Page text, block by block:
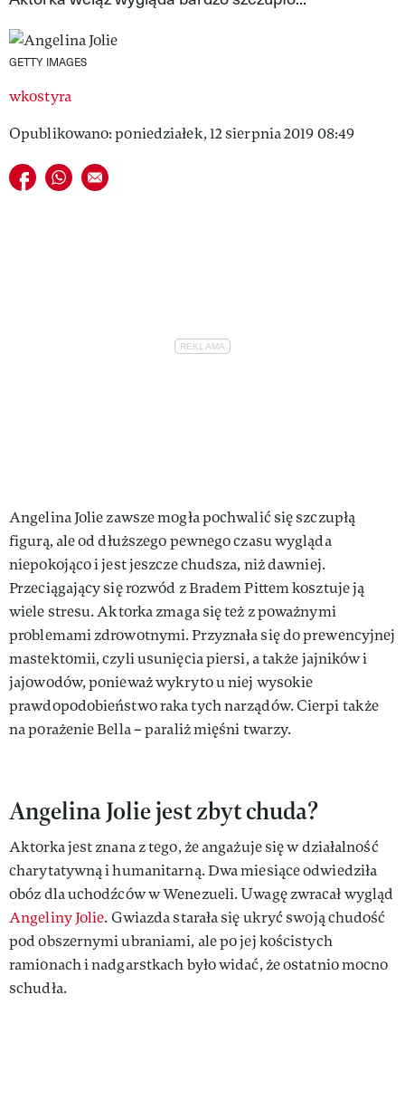
VIVA!MAN
VIVA!PEOPLE POWER
VIVA!ITAKA
MAGAZYN VIVA!
GETTY IMAGES
wkostyra
Opublikowano: poniedziałek, 12 sierpnia 2019 08:49
Udostępnij na facebook
Udostępnij na whatsapp
E-mail do przyjaciela
Angelina Jolie zawsze mogła pochwalić się szczupłą
figurą, ale od dłuższego pewnego czasu wygląda
niepokojąco i jest jeszcze chudsza, niż dawniej.
Przeciągający się rozwód z Bradem Pittem kosztuje ją
wiele stresu. Aktorka zmaga się też z poważnymi
problemami zdrowotnymi. Przyznała się do prewencyjnej
mastektomii, czyli usunięcia piersi, a także jajników i
jajowodów, ponieważ wykryto u niej wysokie
prawdopodobieństwo raka tych narządów. Cierpi także
na porażenie Bella – paraliż mięśni twarzy.
Angelina Jolie jest zbyt chuda?
Aktorka jest znana z tego, że angażuje się w działalność
charytatywną i humanitarną. Dwa miesiące odwiedziła
obóz dla uchodźców w Wenezueli. Uwagę zwracał wygląd
Angeliny Jolie. Gwiazda starała się ukryć swoją chudość
pod obszernymi ubraniami, ale po jej kościstych
ramionach i nadgarstkach było widać, że ostatnio mocno
schudła.